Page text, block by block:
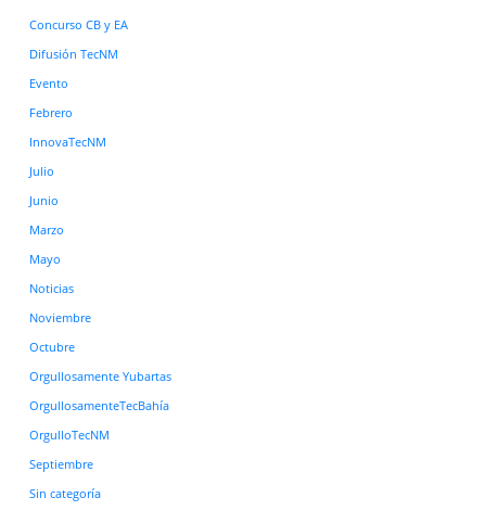
Concurso CB y EA
Difusión TecNM
Evento
Febrero
InnovaTecNM
Julio
Junio
Marzo
Mayo
Noticias
Noviembre
Octubre
Orgullosamente Yubartas
OrgullosamenteTecBahía
OrgulloTecNM
Septiembre
Sin categoría